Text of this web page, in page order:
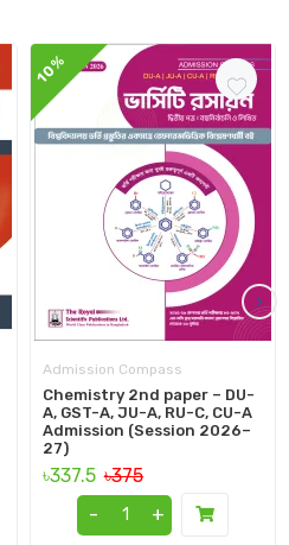
10%
Admission Compass
Chemistry 2nd paper – DU-
A, GST-A, JU-A, RU-C, CU-A
Admission (Session 2026–
27)
৳337.5 ৳375
-
+
›